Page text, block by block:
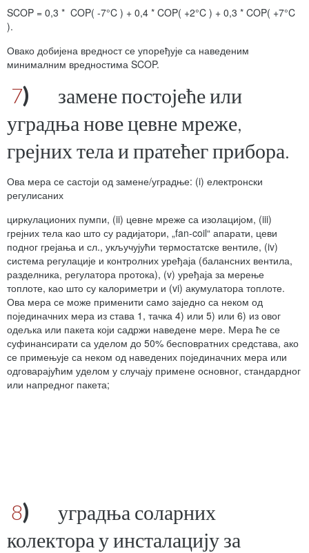
SCOP = 0,3 * COP( -7°C ) + 0,4 * COP( +2°C ) + 0,3 * COP( +7°C
).
Овако добијена вредност се упоређује са наведеним
минималним вредностима SCOP.
7) замене постојеће или
уградња нове цевне мреже,
грејних тела и пратећег прибора.
Ова мера се састоји од замене/уградње: (i) електронски
регулисаних
циркулационих пумпи, (ii) цевне мреже са изолацијом, (iii)
грејних тела као што су радијатори, „fan-coil“ апарати, цеви
подног грејања и сл., укључујући термостатске вентиле, (iv)
система регулације и контролних уређаја (балансних вентила,
разделника, регулатора протока), (v) уређаја за мерење
топлоте, као што су калориметри и (vi) акумулатора топлоте.
Ова мера се може применити само заједно са неком од
појединачних мера из става 1, тачка 4) или 5) или 6) из овог
одељка или пакета који садржи наведене мере. Мера ће се
суфинансирати са уделом до 50% бесповратних средстава, ако
се примењује са неком од наведених појединачних мера или
одговарајућим уделом у случају примене основног, стандардног
или напредног пакета;
8) уградња соларних
колектора у инсталацију за